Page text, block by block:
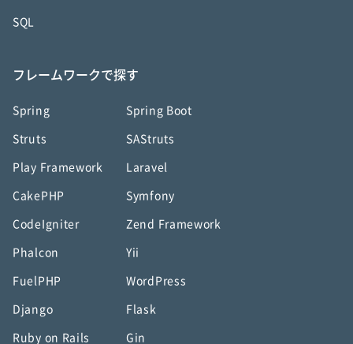
SQL
フレームワークで探す
Spring Spring Boot
Struts SAStruts
Play Framework Laravel
CakePHP Symfony
CodeIgniter Zend Framework
Phalcon Yii
FuelPHP WordPress
Django Flask
Ruby on Rails Gin